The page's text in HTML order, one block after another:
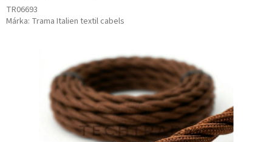
TR06693
Márka: Trama Italien textil cabels